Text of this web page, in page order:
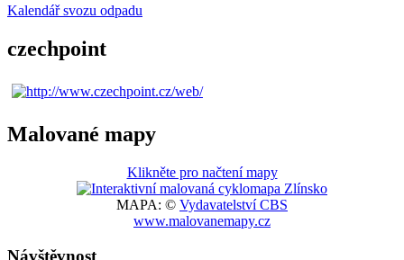
Kalendář svozu odpadu
czechpoint
Malované mapy
Klikněte pro načtení mapy
MAPA: © Vydavatelství CBS
www.malovanemapy.cz
Návštěvnost